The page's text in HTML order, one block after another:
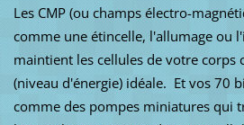
Les CMP (ou champs électro-
comme une étincelle, l'allumage ou
maintient les cellules de votre corps
(niveau d'énergie) idéale. Et vos 70
comme des pompes miniatures qui